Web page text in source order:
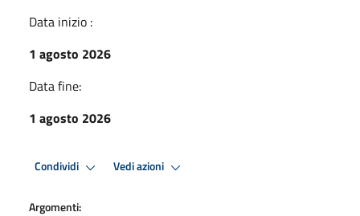
Data inizio :
1 agosto 2026
Data fine:
1 agosto 2026
Condividi Vedi azioni
Argomenti: